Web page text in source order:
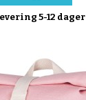
5-12 dager